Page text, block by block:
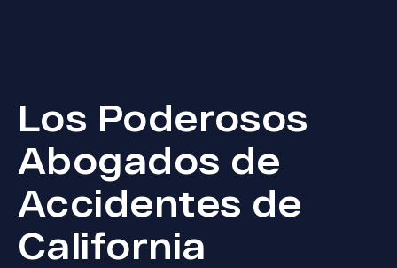
Los Poderosos
Abogados de
Accidentes de
California